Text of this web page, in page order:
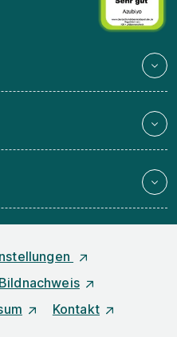
Bildnachweis
Kontakt